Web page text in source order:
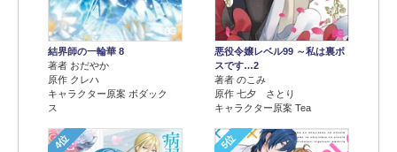
結界師の一輪華 8
著者 おだやか
原作 クレハ
キャラクター原案 ボダック
ス
悪役令嬢レベル99 ～私は裏ボ
スです…2
著者 のこみ
原作 七夕 さとり
キャラクター原案 Tea
4位 5位